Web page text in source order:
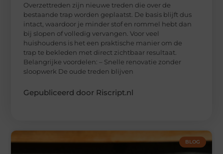
Overzettreden zijn nieuwe treden die over de
bestaande trap worden geplaatst. De basis blijft dus
intact, waardoor je minder stof en rommel hebt dan
bij slopen of volledig vervangen. Voor veel
huishoudens is het een praktische manier om de
trap te bekleden met direct zichtbaar resultaat.
Belangrijke voordelen: – Snelle renovatie zonder
sloopwerk De oude treden blijven
Gepubliceerd door Riscript.nl
BLOG